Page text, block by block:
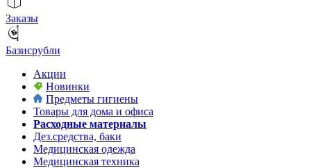
Заказы
Базисрубли
Акции
Новинки
Предметы гигиены
Товары для дома и офиса
Расходные материалы
Дез.средства, баки
Медицинская одежда
Медицинская техника